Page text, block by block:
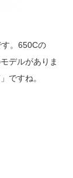
。650Cの
デルがありま
ですね。